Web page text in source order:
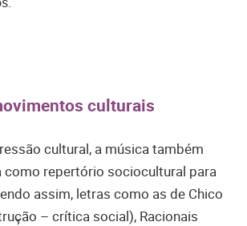
culturais
cultural, a música também
como repertório sociocultural para
assim, letras como as de Chico
– crítica social), Racionais